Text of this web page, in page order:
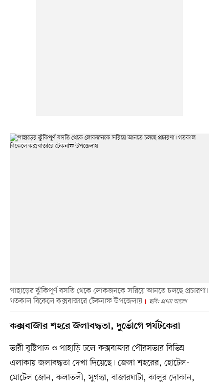
পাহাড়ের ঝুঁকিপূর্ণ বসতি থেকে লোকজনকে সরিয়ে আনতে চলছে প্রচারণা।
গতকাল বিকেলে কক্সবাজারে টেকনাফ উপজেলায়
ছবি: প্রথম আলো
কক্সবাজার শহরে জলাবদ্ধতা, দুর্ভোগে পর্যটকেরা
ভারী বৃষ্টিপাত ও পাহাড়ি ঢলে কক্সবাজার পৌরসভার বিভিন্ন
এলাকায় জলাবদ্ধতা দেখা দিয়েছে। জেলা শহরের, হোটেল-
মোটেল জোন, কলাতলী, সুগন্ধা, বাজারঘাটা, কালুর দোকান,